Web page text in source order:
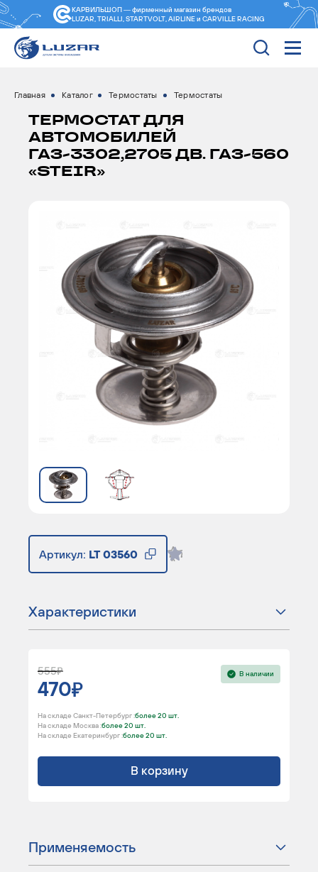
КАРВИЛЬШОП — фирменный магазин брендов
LUZAR, TRIALLI, STARTVOLT, AIRLINE и CARVILLE RACING
Главная Каталог Термостаты Термостаты
ТЕРМОСТАТ ДЛЯ
АВТОМОБИЛЕЙ
ГАЗ-3302,2705 ДВ. ГАЗ-560
«STEIR»
Артикул: LT 03560
Характеристики
555
470
В наличии
На складе Санкт-Петербург :более 20 шт.
На складе Москва :более 20 шт.
На складе Екатеринбург :более 20 шт.
В корзину
Применяемость